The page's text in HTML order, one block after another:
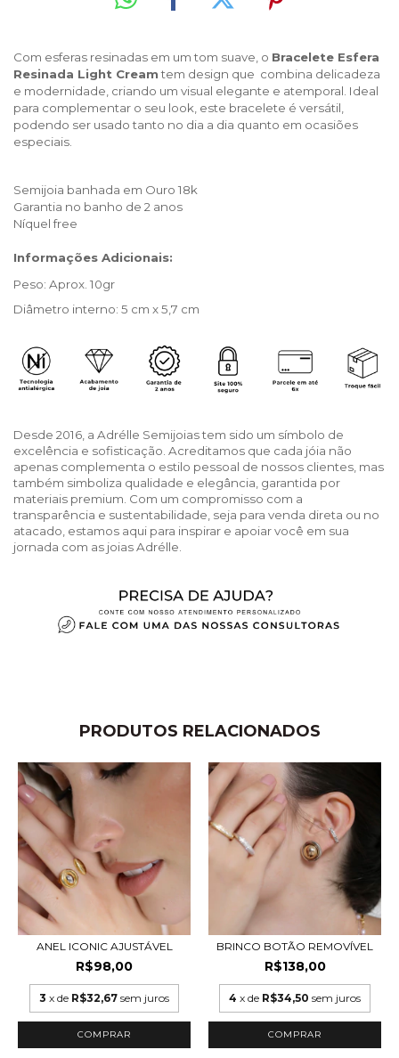
Com esferas resinadas em um tom suave, o Bracelete Esfera
Resinada Light Cream tem design que  combina delicadeza
e modernidade, criando um visual elegante e atemporal. Ideal
para complementar o seu look, este bracelete é versátil,
podendo ser usado tanto no dia a dia quanto em ocasiões
especiais.
Semijoia banhada em Ouro 18k
Garantia no banho de 2 anos
Níquel free
Informações Adicionais:
Peso: Aprox. 10gr
Diâmetro interno: 5 cm x 5,7 cm
Desde 2016, a Adrélle Semijoias tem sido um símbolo de
excelência e sofisticação. Acreditamos que cada jóia não
apenas complementa o estilo pessoal de nossos clientes, mas
também simboliza qualidade e elegância, garantida por
materiais premium. Com um compromisso com a
transparência e sustentabilidade, seja para venda direta ou no
atacado, estamos aqui para inspirar e apoiar você em sua
jornada com as joias Adrélle.
PRODUTOS RELACIONADOS
ANEL ICONIC AJUSTÁVEL
R$98,00
3 x de R$32,67 sem juros
COMPRAR
BRINCO BOTÃO REMOVÍVEL
R$138,00
4 x de R$34,50 sem juros
COMPRAR